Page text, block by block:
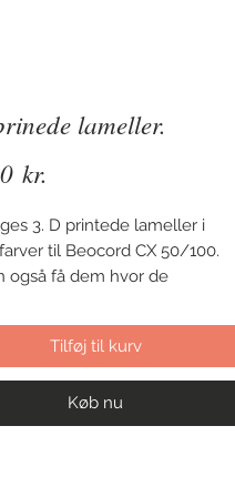
lameller.
kr.
3. D printede lameller i
til Beocord CX 50/100.
også få dem hvor de
Tilføj til kurv
Køb nu